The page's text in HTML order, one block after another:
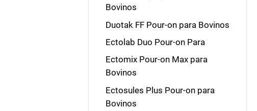
Bovinos
Duotak FF Pour-on para Bovinos
Ectolab Duo Pour-on Para
Ectomix Pour-on Max para
Bovinos
Ectosules Plus Pour-on para
Bovinos